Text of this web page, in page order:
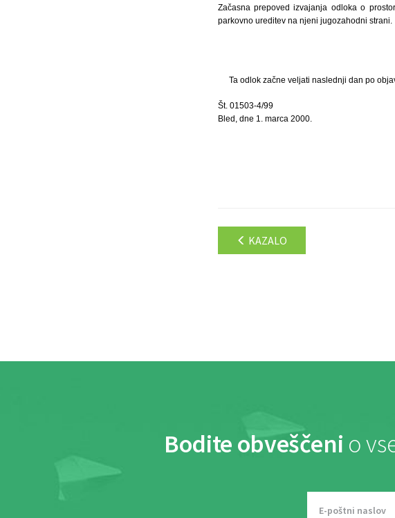
Začasna prepoved izvajanja odloka o
parkovno ureditev na njeni jugozahodni strani.
Ta odlok začne veljati naslednji dan po
Št. 01503-4/99
Bled, dne 1. marca 2000.
KAZALO
Bodite obveščeni o